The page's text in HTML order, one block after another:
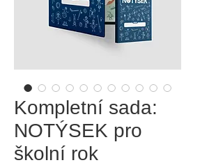
Kompletní sada:
NOTÝSEK pro
školní rok